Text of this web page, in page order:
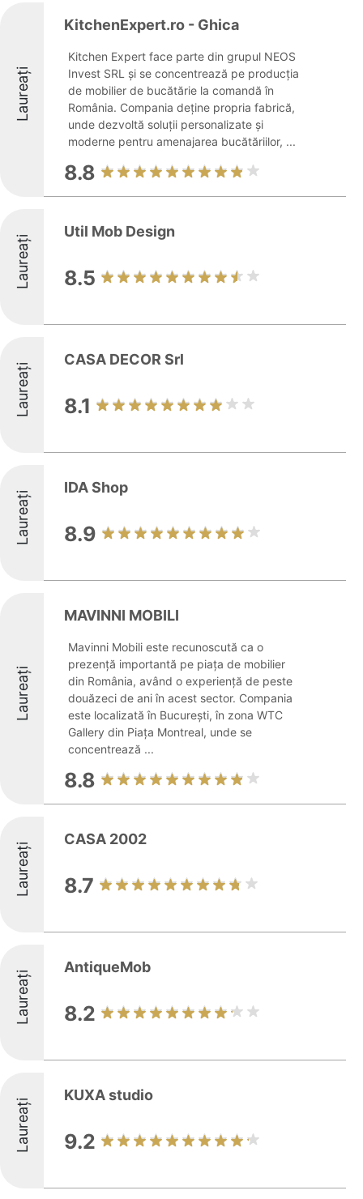
Laureați
KitchenExpert.ro - Ghica
Kitchen Expert face parte din grupul NEOS
Invest SRL și se concentrează pe producția
de mobilier de bucătărie la comandă în
România. Compania deține propria fabrică,
unde dezvoltă soluții personalizate și
moderne pentru amenajarea bucătăriilor, ...
8.8
Laureați
Util Mob Design
8.5
Laureați
CASA DECOR Srl
8.1
Laureați
IDA Shop
8.9
Laureați
MAVINNI MOBILI
Mavinni Mobili este recunoscută ca o
prezență importantă pe piața de mobilier
din România, având o experiență de peste
douăzeci de ani în acest sector. Compania
este localizată în București, în zona WTC
Gallery din Piața Montreal, unde se
concentrează ...
8.8
Laureați
CASA 2002
8.7
Laureați
AntiqueMob
8.2
Laureați
KUXA studio
9.2